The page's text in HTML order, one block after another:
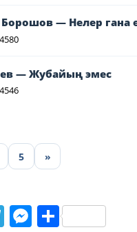
— Нелер гана
4580
— Жубайың эмес
4546
5 »
Telegram
Messenger
Share